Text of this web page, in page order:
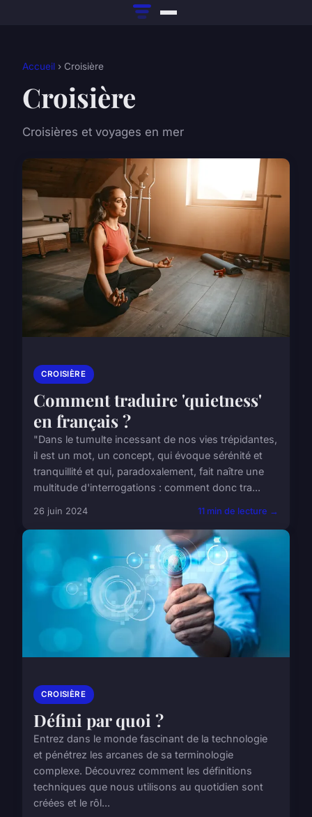
Accueil › Croisière
Croisière
Croisières et voyages en mer
CROISIÈRE
Comment traduire 'quietness'
en français ?
"Dans le tumulte incessant de nos vies trépidantes,
il est un mot, un concept, qui évoque sérénité et
tranquillité et qui, paradoxalement, fait naître une
multitude d'interrogations : comment donc tra...
26 juin 2024 11 min de lecture →
CROISIÈRE
Défini par quoi ?
Entrez dans le monde fascinant de la technologie
et pénétrez les arcanes de sa terminologie
complexe. Découvrez comment les définitions
techniques que nous utilisons au quotidien sont
créées et le rôl...